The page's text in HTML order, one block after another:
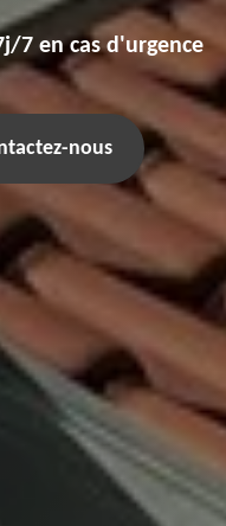
7 en cas d'urgence
nous